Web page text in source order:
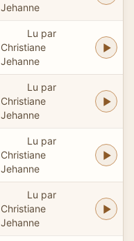
Jehanne
Lu par
Christiane
Jehanne
Lu par
Christiane
Jehanne
Lu par
Christiane
Jehanne
Lu par
Christiane
Jehanne